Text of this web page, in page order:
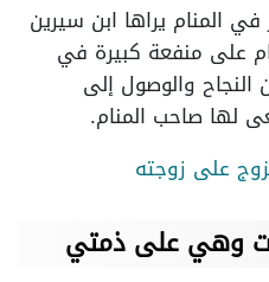
المنام يراها ابن سيرين
على منفعة كبيرة في
النجاح والوصول إلى
لها صاحب المنام.
على زوجته
وهي على ذمتي